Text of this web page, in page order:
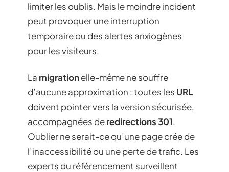
limiter les oublis. Mais le moindre incident
peut provoquer une interruption
temporaire ou des alertes anxiogènes
pour les visiteurs.
La migrationelle-même ne souffre
d’aucune approximation : toutes les URL
doivent pointer vers la version sécurisée,
accompagnées deredirections 301.
Oublier ne serait-ce qu’une page crée de
l’inaccessibilité ou une perte de trafic. Les
experts du référencement surveillent